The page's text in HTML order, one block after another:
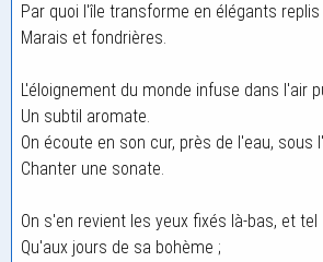
Par quoi l'île transforme en élégants replis
Marais et fondrières.
L'éloignement du monde infuse dans l'air
Un subtil aromate.
On écoute en son cur, près de l'eau, sous
Chanter une sonate.
On s'en revient les yeux fixés là-bas, et tel
Qu'aux jours de sa bohème ;